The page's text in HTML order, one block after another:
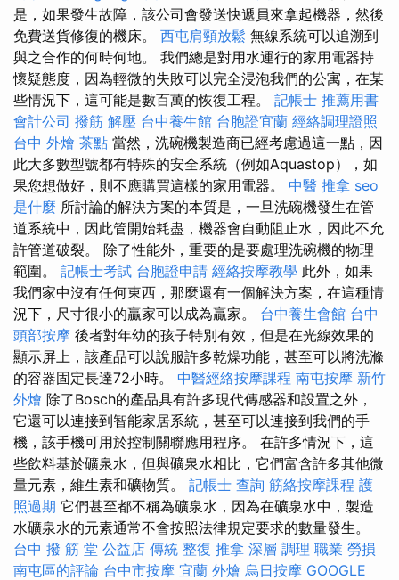
是，如果發生故障，該公司會發送快遞員來拿起機器，然後
免費送貨修復的機床。 西屯肩頸放鬆 無線系統可以追溯到
與之合作的何時何地。 我們總是對用水運行的家用電器持
懷疑態度，因為輕微的失敗可以完全浸泡我們的公寓，在某
些情況下，這可能是數百萬的恢復工程。 記帳士 推薦用書
會計公司 撥筋 解壓 台中養生館 台胞證宜蘭 經絡調理證照
台中 外燴 茶點 當然，洗碗機製造商已經考慮過這一點，因
此大多數型號都有特殊的安全系統（例如Aquastop），如
果您想做好，則不應購買這樣的家用電器。 中醫 推拿 seo
是什麼 所討論的解決方案的本質是，一旦洗碗機發生在管
道系統中，因此管開始耗盡，機器會自動阻止水，因此不允
許管道破裂。 除了性能外，重要的是要處理洗碗機的物理
範圍。 記帳士考試 台胞證申請 經絡按摩教學 此外，如果
我們家中沒有任何東西，那麼還有一個解決方案，在這種情
況下，尺寸很小的贏家可以成為贏家。 台中養生會館 台中
頭部按摩 後者對年幼的孩子特別有效，但是在光線效果的
顯示屏上，該產品可以說服許多乾燥功能，甚至可以將洗滌
的容器固定長達72小時。 中醫經絡按摩課程 南屯按摩 新竹
外燴 除了Bosch的產品具有許多現代傳感器和設置之外，
它還可以連接到智能家居系統，甚至可以連接到我們的手
機，該手機可用於控制關聯應用程序。 在許多情況下，這
些飲料基於礦泉水，但與礦泉水相比，它們富含許多其他微
量元素，維生素和礦物質。 記帳士 查詢 筋絡按摩課程 護
照過期 它們甚至都不稱為礦泉水，因為在礦泉水中，製造
水礦泉水的元素通常不會按照法律規定要求的數量發生。
台中 撥 筋 堂 公益店 傳統 整復 推拿 深層 調理 職業 勞損
南屯區的評論 台中市按摩 宜蘭 外燴 烏日按摩 GOOGLE